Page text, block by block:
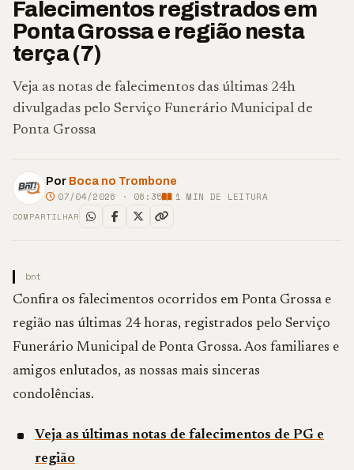
Falecimentos registrados em
Ponta Grossa e região nesta
terça (7)
Veja as notas de falecimentos das últimas 24h
divulgadas pelo Serviço Funerário Municipal de
Ponta Grossa
Por Boca no Trombone
07/04/2026 · 06:35 1 MIN DE LEITURA
COMPARTILHAR
bnt
Confira os falecimentos ocorridos em Ponta Grossa e
região nas últimas 24 horas, registrados pelo Serviço
Funerário Municipal de Ponta Grossa. Aos familiares e
amigos enlutados, as nossas mais sinceras
condolências.
Veja as últimas notas de falecimentos de PG e
região